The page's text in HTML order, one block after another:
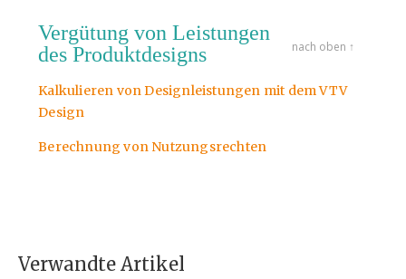
Vergütung von Leistungen
des Produktdesigns
nach oben ↑
Kalkulieren von Designleistungen mit dem VTV
Design
Berechnung von Nutzungsrechten
Verwandte Artikel